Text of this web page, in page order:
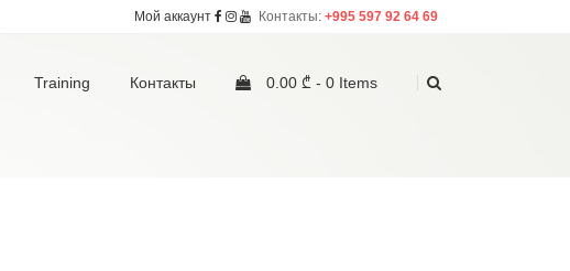
Контакты: +995 597 92 64 69
Мой аккаунт
Training Контакты 0.00 ₾ -0 Items